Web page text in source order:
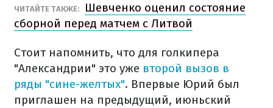
ЧИТАЙТЕ ТАКЖЕ:
Шевченко оценил состояние
сборной перед матчем с Литвой
Стоит напомнить, что для голкипера
"Александрии" это уже второй вызов в
ряды "сине-желтых". Впервые Юрий был
приглашен на предыдущий, июньский